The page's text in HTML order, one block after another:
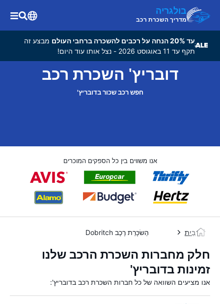
בולגריה
מדריך השכרת רכב
עד 20% הנחה על רכבים להשכרה ברחבי העולם
מבצע זה
תקף עד 11 באוגוסט 2026 - נצל אותו עוד היום!
דובריץ' השכרת רכב
חפש רכב שכור בדובריץ'
אנו משווים בין כל הספקים המוכרים
בַּיִת הַשׂכָּרַת רֶכֶב Dobritch
חלק מחברות השכרת הרכב שלנו
זמינות בדובריץ'
אנו מציעים השוואה של כל חברות השכרת רכב בדובריץ':